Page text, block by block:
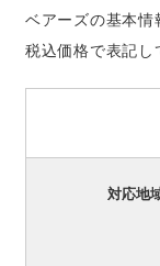
ベアーズの基本情
税込価格で表記し
対応地